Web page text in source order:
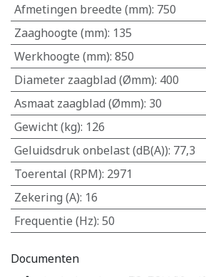
Afmetingen breedte (mm): 750
Zaaghoogte (mm): 135
Werkhoogte (mm): 850
Diameter zaagblad (Ømm): 400
Asmaat zaagblad (Ømm): 30
Gewicht (kg): 126
Geluidsdruk onbelast (dB(A)): 77,3
Toerental (RPM): 2971
Zekering (A): 16
Frequentie (Hz): 50
Documenten